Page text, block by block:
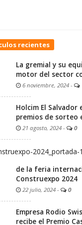
recientes
La gremial y su
motor del sector
6 noviembre, 2024 -
Holcim El Salvador
premios de sorteo
21 agosto, 2024 - 0
de la feria
Construexpo 2024
22 julio, 2024 - 0
Empresa Rodio
recibe el Premio